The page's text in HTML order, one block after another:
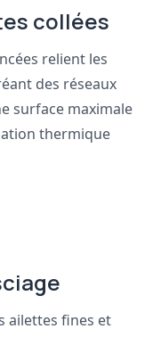
collées
relient les
des réseaux
surface maximale
thermique
ailettes fines et